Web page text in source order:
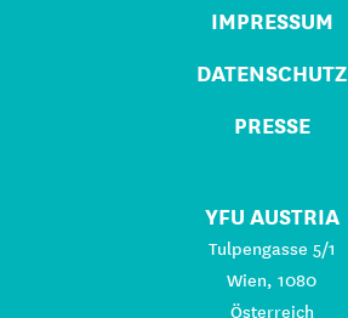
IMPRESSUM
DATENSCHUTZ
PRESSE
YFU AUSTRIA
Tulpengasse 5/1
Wien, 1080
Österreich